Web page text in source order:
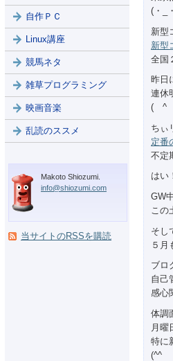
(・_
新型
新型
全国
昨日
連休
(￣^
ちぃ
定番
不定
はい
GW
この
そし
５月
ブロ
自己
感心
体調
月曜
特に
(^^ゞ
自作ＰＣ
Linux講座
競馬ネタ
雑草プログラミング
映画音楽
乱読のススメ
Makoto Shiozumi.
info@shiozumi.com
当サイトのRSSを購読